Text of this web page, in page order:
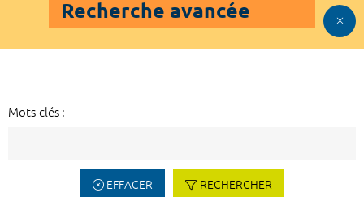
Recherche avancée
Mots-clés :
EFFACER RECHERCHER